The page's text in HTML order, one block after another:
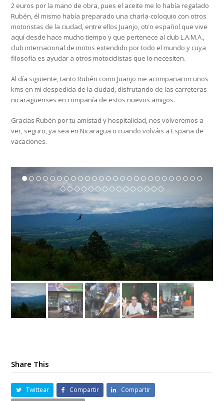
2 euros por la mano de obra, pues el aceite me lo había regalado
Rubén, él mismo había preparado una charla-coloquio con otros
motoristas de la ciudad, entre ellos Juanjo, otro español que vive
aquí desde hace mucho tiempo y que pertenece al club L.A.M.A.,
club internacional de motos extendido por todo el mundo y cuya
filosofía es ayudar a otros motociclistas que lo necesiten.
Al día siguiente, tanto Rubén como Juanjo me acompañaron unos
kms en mi despedida de la ciudad, disfrutando de las carreteras
nicaragüenses en compañía de estos nuevos amigos.
Gracias Rubén por tu amistad y hospitalidad, nos volveremos a
ver, seguro, ya sea en Nicaragua o cuando volváis a España de
vacaciones.
Share This
Twittear Compartir Compartir